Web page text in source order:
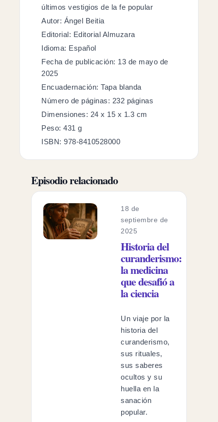
últimos vestigios de la fe popular
Autor: Ángel Beitia
Editorial: Editorial Almuzara
Idioma: Español
Fecha de publicación: 13 de mayo de
2025
Encuadernación: Tapa blanda
Número de páginas: 232 páginas
Dimensiones: 24 x 15 x 1.3 cm
Peso: 431 g
ISBN: 978-8410528000
Episodio relacionado
18 de
septiembre de
2025
Historia del
curanderismo:
la medicina
que desafió a
la ciencia
Un viaje por la
historia del
curanderismo,
sus rituales,
sus saberes
ocultos y su
huella en la
sanación
popular.